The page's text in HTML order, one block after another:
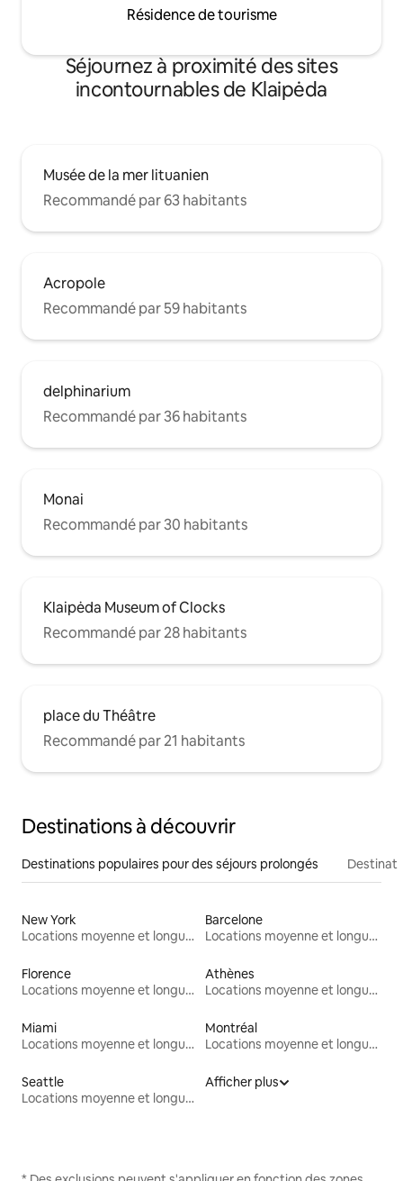
Résidence de tourisme
Séjournez à proximité des sites
incontournables de Klaipėda
Musée de la mer lituanien
Recommandé par 63 habitants
Acropole
Recommandé par 59 habitants
delphinarium
Recommandé par 36 habitants
Monai
Recommandé par 30 habitants
Klaipėda Museum of Clocks
Recommandé par 28 habitants
place du Théâtre
Recommandé par 21 habitants
Destinations à découvrir
Destinations populaires pour des séjours prolongés
New York
Locations moyenne et longue durée
Barcelone
Locations moyenne et longue durée
Florence
Locations moyenne et longue durée
Athènes
Locations moyenne et longue durée
Miami
Locations moyenne et longue durée
Montréal
Locations moyenne et longue durée
Seattle
Locations moyenne et longue durée
Afficher plus